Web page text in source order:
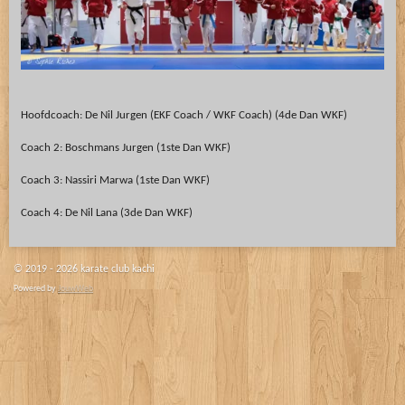
Hoofdcoach: De Nil Jurgen (EKF Coach / WKF Coach) (4de Dan WKF)
Coach 2: Boschmans Jurgen (1ste Dan WKF)
Coach 3: Nassiri Marwa (1ste Dan WKF)
Coach 4: De Nil Lana (3de Dan WKF)
© 2019 - 2026 karate club kachi
Powered byJouwWeb